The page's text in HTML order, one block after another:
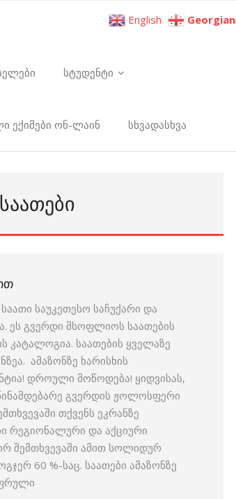
სტუდენტი
ექიმები ონ-ლაინ სხვადასხვა
საუკეთესო საჩუქარი და
ეს გვერდი მსოფლიოს საათების
კატალოგია. საათების ყველაზე
ამაზონზე ხარისხის
დროული მოწოდება! ყიდვისას,
გვერდის ჟოლოსფერი
თქვენს ეკრანზე
რეგიონალური და აქციური
შემთხვევაში ამით სოლიდურ
60 %-საც. საათები ამაზონზე
English Georgian